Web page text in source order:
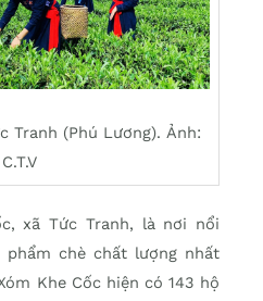
Tranh (Phú Lương). Ảnh:
C.T.V
xã Tức Tranh, là nơi nổi
chè chất lượng nhất
Khe Cốc hiện có 143 hộ